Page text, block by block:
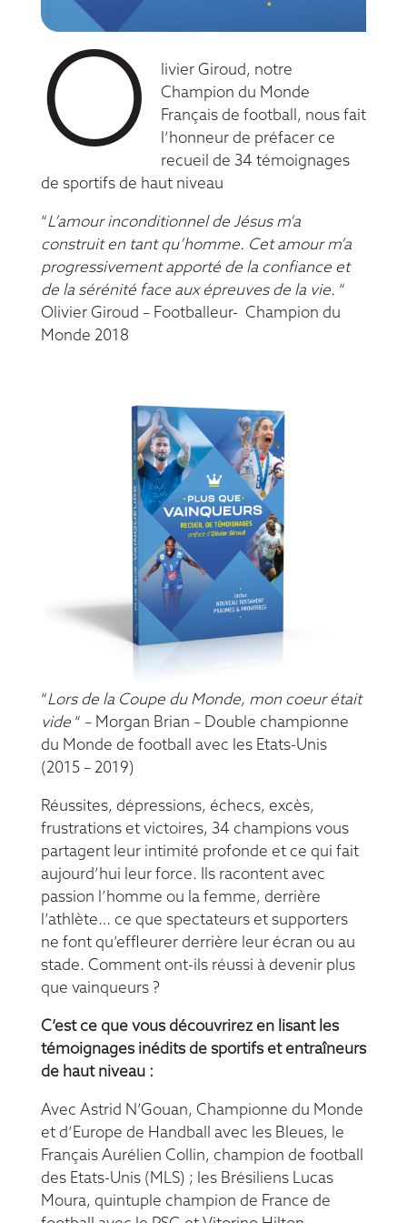
O
livier Giroud, notre
Champion du Monde
Français de football, nous fait
l’honneur de préfacer ce
recueil de 34 témoignages
de sportifs de haut niveau
“L’amour inconditionnel de Jésus m’a
construit en tant qu’homme. Cet amour m’a
progressivement apporté de la confiance et
de la sérénité face aux épreuves de la vie. “
Olivier Giroud – Footballeur- Champion du
Monde 2018
“Lors de la Coupe du Monde, mon coeur était
vide“ – Morgan Brian – Double championne
du Monde de football avec les Etats-Unis
(2015 – 2019)
Réussites, dépressions, échecs, excès,
frustrations et victoires, 34 champions vous
partagent leur intimité profonde et ce qui fait
aujourd’hui leur force. Ils racontent avec
passion l’homme ou la femme, derrière
l’athlète… ce que spectateurs et supporters
ne font qu’effleurer derrière leur écran ou au
stade. Comment ont-ils réussi à devenir plus
que vainqueurs ?
C’est ce que vous découvrirez en lisant les
témoignages inédits de sportifs et entraîneurs
de haut niveau :
Avec Astrid N’Gouan, Championne du Monde
et d’Europe de Handball avec les Bleues, le
Français Aurélien Collin, champion de football
des Etats-Unis (MLS) ; les Brésiliens Lucas
Moura, quintuple champion de France de